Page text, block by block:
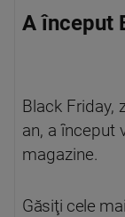
A început
Black Friday,
an, a început
magazine.
Găsiţi cele